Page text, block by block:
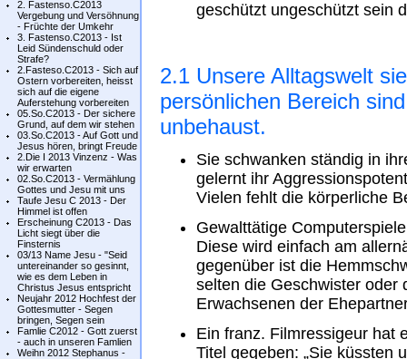
2. Fastenso.C2013
Vergebung und Versöhnung
- Früchte der Umkehr
3. Fastenso.C2013 - Ist
Leid Sündenschuld oder
Strafe?
2.Fasteso.C2013 - Sich auf
Ostern vorbereiten, heisst
sich auf die eigene
Auferstehung vorbereiten
05.So.C2013 - Der sichere
Grund, auf dem wir stehen
03.So.C2013 - Auf Gott und
Jesus hören, bringt Freude
2.Die I 2013 Vinzenz - Was
wir erwarten
02.So.C2013 - Vermählung
Gottes und Jesu mit uns
Taufe Jesu C 2013 - Der
Himmel ist offen
Erscheinung C2013 - Das
Licht siegt über die
Finsternis
03/13 Name Jesu - "Seid
untereinander so gesinnt,
wie es dem Leben in
Christus Jesus entspricht
Neujahr 2012 Hochfest der
Gottesmutter - Segen
bringen, Segen sein
Famlie C2012 - Gott zuerst
- auch in unseren Famlien
Weihn 2012 Stephanus -
geschützt ungeschützt sein
2.1 Unsere Alltagswelt
persönlichen Bereich
unbehaust.
Sie schwanken ständig in
gelernt ihr
Vielen fehlt die körperliche
Gewalttätige
Diese wird einfach am
gegenüber ist die
selten die Geschwister oder
Erwachsenen der
Ein franz. Filmressigeur hat
Titel gegeben: „Sie küssten